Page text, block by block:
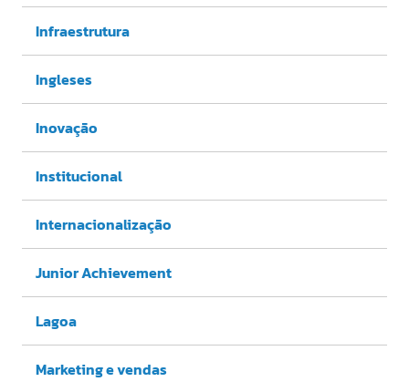
Infraestrutura
Ingleses
Inovação
Institucional
Internacionalização
Junior Achievement
Lagoa
Marketing e vendas